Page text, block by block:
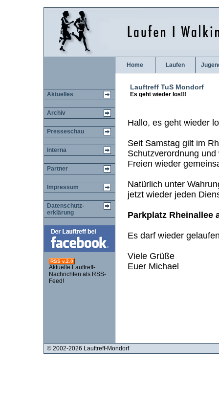
Aktuelles
Archiv
Presseschau
Interna
Partner
Impressum
Datenschutz-
erklärung
RSS v.2.0
Aktuelle Lauftreff-
Nachrichten als RSS-
Feed!
Home Laufen
Lauftreff TuS Mondorf
Es geht wieder los!!!
Hallo, es geht wieder
Seit Samstag gilt im
Schutzverordnung
Freien wieder
Natürlich unter
jetzt wieder jeden
Parkplatz Rheinallee
Es darf wieder
Viele Grüße
Euer Michael
© 2002-2026 Lauftreff-Mondorf